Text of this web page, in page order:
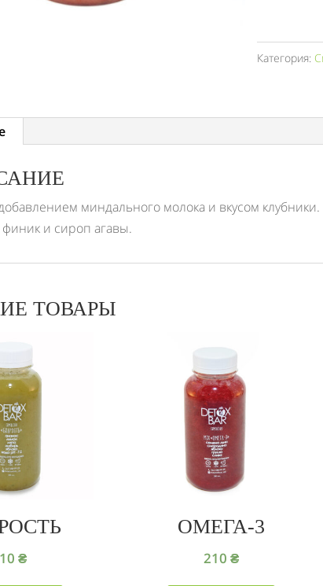
Категория:
миндального молока и вкусом
и сироп агавы.
ТОВАРЫ
₴
ОМЕГА-3
210₴